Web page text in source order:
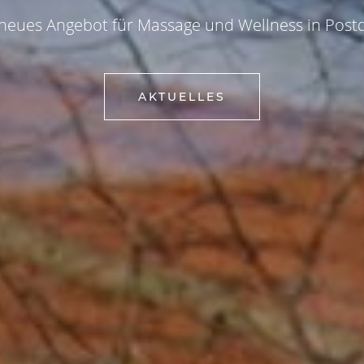
AKTUELLES
Angebot für Massage und Wellness in